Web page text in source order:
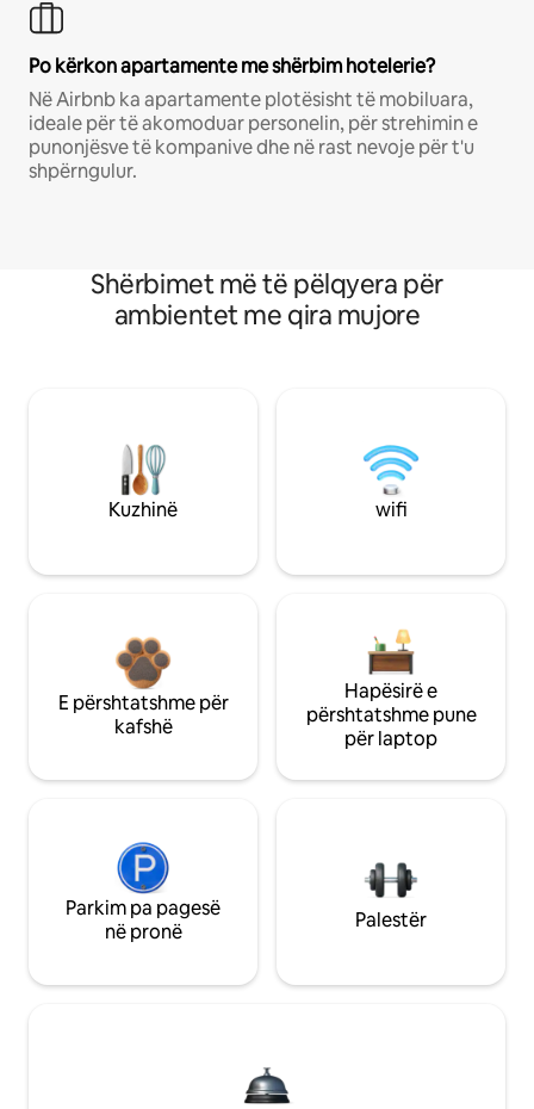
Po kërkon apartamente me shërbim hotelerie?
Në Airbnb ka apartamente plotësisht të mobiluara,
ideale për të akomoduar personelin, për strehimin e
punonjësve të kompanive dhe në rast nevoje për t'u
shpërngulur.
Shërbimet më të pëlqyera për
ambientet me qira mujore
Kuzhinë wifi
E përshtatshme për
kafshë
Hapësirë e
përshtatshme pune
për laptop
Parkim pa pagesë
në pronë
Palestër